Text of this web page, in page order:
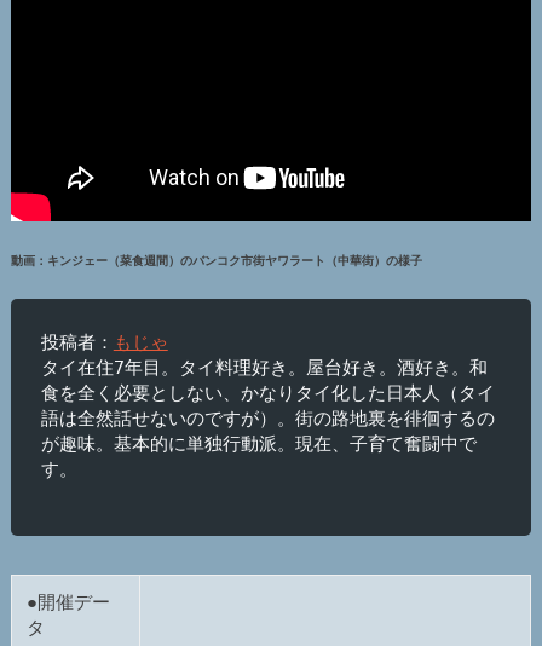
動画：キンジェー（菜食週間）のバンコク市街ヤワラート（中華街）の様子
投稿者： もじゃ
タイ在住7年目。タイ料理好き。屋台好き。酒好き。和
食を全く必要としない、かなりタイ化した日本人（タイ
語は全然話せないのですが）。街の路地裏を徘徊するの
が趣味。基本的に単独行動派。現在、子育て奮闘中で
す。
●開催デー
タ